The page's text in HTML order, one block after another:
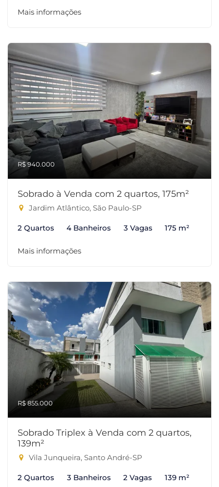
Mais informações
R$ 940.000
Sobrado à Venda com 2 quartos, 175m²
Jardim Atlântico, São Paulo-SP
2 Quartos 4 Banheiros 3 Vagas 175 m²
Mais informações
R$ 855.000
Sobrado Triplex à Venda com 2 quartos,
139m²
Vila Junqueira, Santo André-SP
2 Quartos 3 Banheiros 2 Vagas 139 m²